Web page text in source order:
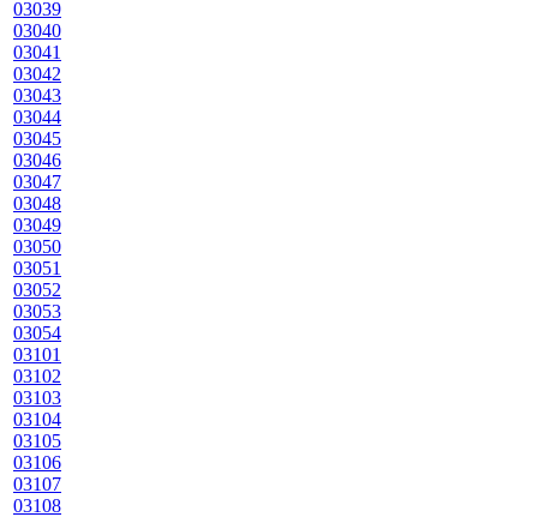
03039
03040
03041
03042
03043
03044
03045
03046
03047
03048
03049
03050
03051
03052
03053
03054
03101
03102
03103
03104
03105
03106
03107
03108